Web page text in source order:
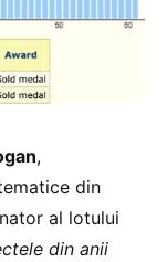
,
din
al lotului
din anii